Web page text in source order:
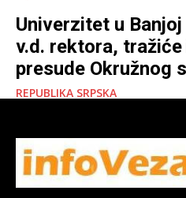
Univerzitet u
v.d. rektora,
presude Okružnog
REPUBLIKA SRPSKA